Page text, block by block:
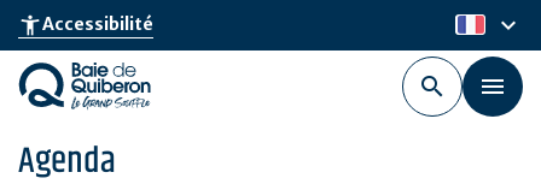
Aller
au
contenu
principal
accessibility_newAccessibilité fr
keyboard_arrow_down
Agenda